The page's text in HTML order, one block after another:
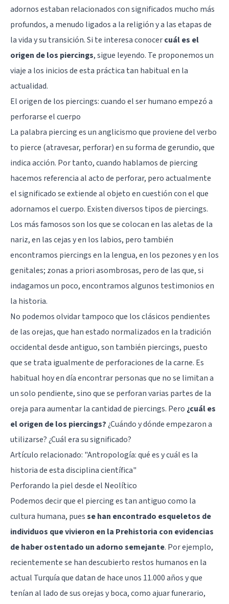
adornos estaban relacionados con significados mucho más
profundos, a menudo ligados a la religión y a las etapas de
la vida y su transición. Si te interesa conocercuál es el
origen de los piercings, sigue leyendo. Te proponemos un
viaje a los inicios de esta práctica tan habitual en la
actualidad.
El origen de los piercings: cuando el ser humano empezó a
perforarse el cuerpo
La palabra piercing es un anglicismo que proviene del verbo
to pierce (atravesar, perforar) en su forma de gerundio, que
indica acción. Por tanto, cuando hablamos de piercing
hacemos referencia al acto de perforar, pero actualmente
el significado se extiende al objeto en cuestión con el que
adornamos el cuerpo. Existen diversos tipos de piercings.
Los más famosos son los que se colocan en las aletas de la
nariz, en las cejas y en los labios, pero también
encontramos piercings en la lengua, en los pezones y en los
genitales; zonas a priori asombrosas, pero de las que, si
indagamos un poco, encontramos algunos testimonios en
la historia.
No podemos olvidar tampoco que los clásicos pendientes
de las orejas, que han estado normalizados en la tradición
occidental desde antiguo, son también piercings, puesto
que se trata igualmente de perforaciones de la carne. Es
habitual hoy en día encontrar personas que no se limitan a
un solo pendiente, sino que se perforan varias partes de la
oreja para aumentar la cantidad de piercings. Pero ¿cuál es
el origen de los piercings?¿Cuándo y dónde empezaron a
utilizarse? ¿Cuál era su significado?
Artículo relacionado: "Antropología: qué es y cuál es la
historia de esta disciplina científica"
Perforando la piel desde el Neolítico
Podemos decir que el piercing es tan antiguo como la
cultura humana, puesse han encontrado esqueletos de
individuos que vivieron en la Prehistoria con evidencias
de haber ostentado un adorno semejante. Por ejemplo,
recientemente se han descubierto restos humanos en la
actual Turquía que datan de hace unos 11.000 años y que
tenían al lado de sus orejas y boca, como ajuar funerario,